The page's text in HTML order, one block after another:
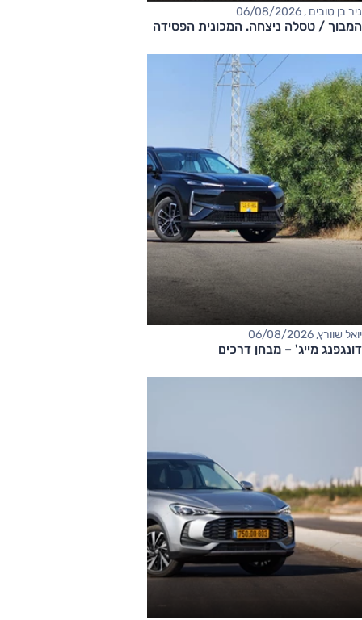
ניר בן טובים , 06/08/2026
המבוך / טסלה ניצחה. המכונית הפסידה
יואל שוורץ, 06/08/2026
דונגפנג מייג' – מבחן דרכים